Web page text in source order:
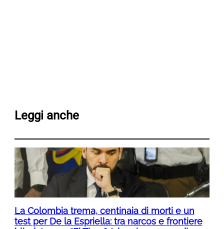
Leggi anche
La Colombia trema, centinaia di morti e un
test per De la Espriella: tra narcos e frontiere